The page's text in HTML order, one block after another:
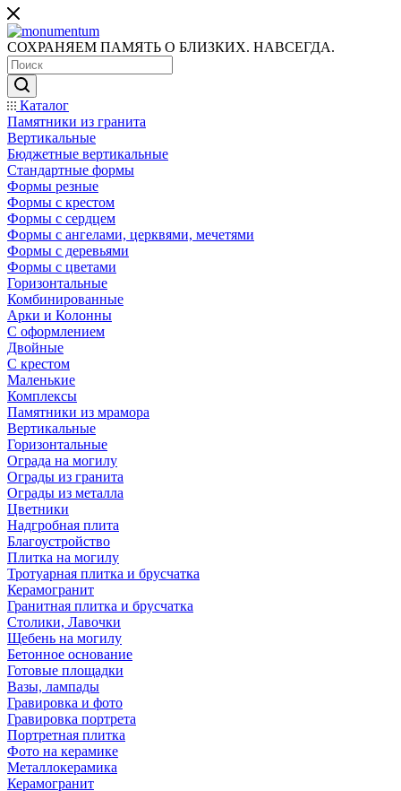
СОХРАНЯЕМ ПАМЯТЬ О БЛИЗКИХ. НАВСЕГДА.
Каталог
Памятники из гранита
Вертикальные
Бюджетные вертикальные
Стандартные формы
Формы резные
Формы с крестом
Формы с сердцем
Формы с ангелами, церквями, мечетями
Формы с деревьями
Формы с цветами
Горизонтальные
Комбинированные
Арки и Колонны
С оформлением
Двойные
С крестом
Маленькие
Комплексы
Памятники из мрамора
Вертикальные
Горизонтальные
Ограда на могилу
Ограды из гранита
Ограды из металла
Цветники
Надгробная плита
Благоустройство
Плитка на могилу
Тротуарная плитка и брусчатка
Керамогранит
Гранитная плитка и брусчатка
Столики, Лавочки
Щебень на могилу
Бетонное основание
Готовые площадки
Вазы, лампады
Гравировка и фото
Гравировка портрета
Портретная плитка
Фото на керамике
Металлокерамика
Керамогранит